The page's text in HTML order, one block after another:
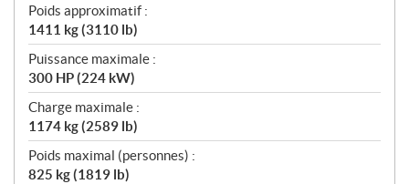
Poids approximatif :
1411 kg (3110 lb)
Puissance maximale :
300 HP (224 kW)
Charge maximale :
1174 kg (2589 lb)
Poids maximal (personnes) :
825 kg (1819 lb)